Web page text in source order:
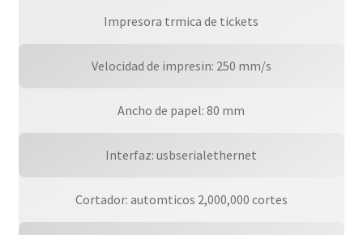
Impresora trmica de tickets
Velocidad de impresin: 250 mm/s
Ancho de papel: 80 mm
Interfaz: usbserialethernet
Cortador: automticos 2,000,000 cortes